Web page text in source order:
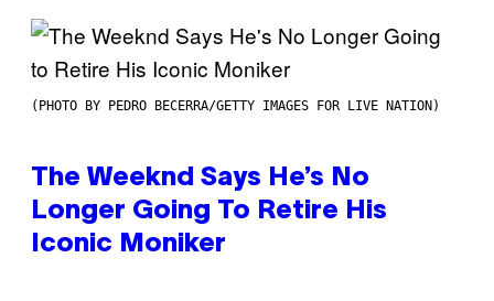
(PHOTO BY PEDRO BECERRA/GETTY IMAGES FOR LIVE NATION)
The Weeknd Says He’s No
Longer Going To Retire His
Iconic Moniker